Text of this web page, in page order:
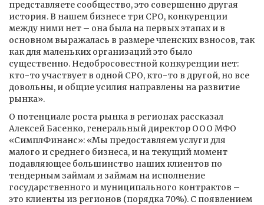
представляете сообщество, это совершенно другая
история. В нашем бизнесе три СРО, конкуренции
между ними нет – она была на первых этапах и в
основном выражалась в размере членских взносов, так
как для маленьких организаций это было
существенно. Недобросовестной конкуренции нет:
кто-то участвует в одной СРО, кто-то в другой, но все
довольны, и общие усилия направлены на развитие
рынка».
О потенциале роста рынка в регионах рассказал
Алексей Басенко, генеральный директор ООО МФО
«СимплФинанс»: «Мы предоставляем услуги для
малого и среднего бизнеса, и на текущий момент
подавляющее большинство наших клиентов по
тендерным займам и займам на исполнение
государственного и муниципального контрактов –
это клиенты из регионов (порядка 70%). С появлением